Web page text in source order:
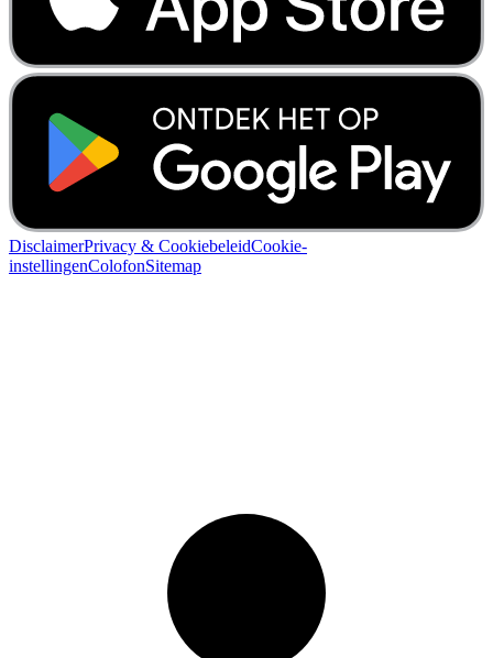
DisclaimerPrivacy & CookiebeleidCookie-
instellingenColofonSitemap